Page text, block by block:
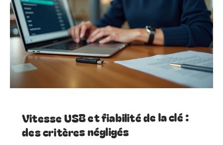
Vitesse USB et fiabilité de la clé :
des critères négligés